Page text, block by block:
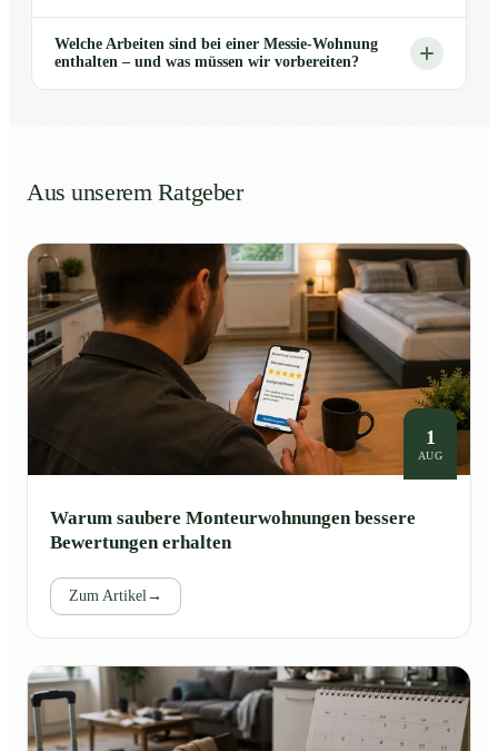
Welche Arbeiten sind bei einer Messie-Wohnung
enthalten – und was müssen wir vorbereiten?
Aus unserem Ratgeber
1
AUG
Warum saubere Monteurwohnungen bessere
Bewertungen erhalten
Zum Artikel→